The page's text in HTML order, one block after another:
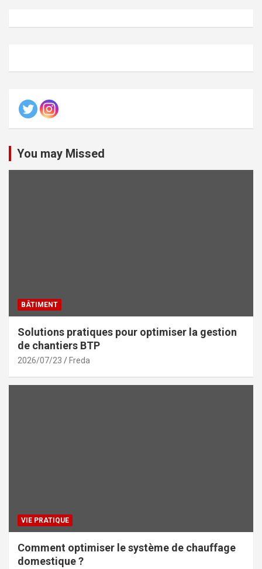
You may Missed
BÂTIMENT
Solutions pratiques pour optimiser la gestion
de chantiers BTP
2026/07/23 Freda
VIE PRATIQUE
Comment optimiser le système de chauffage
domestique ?